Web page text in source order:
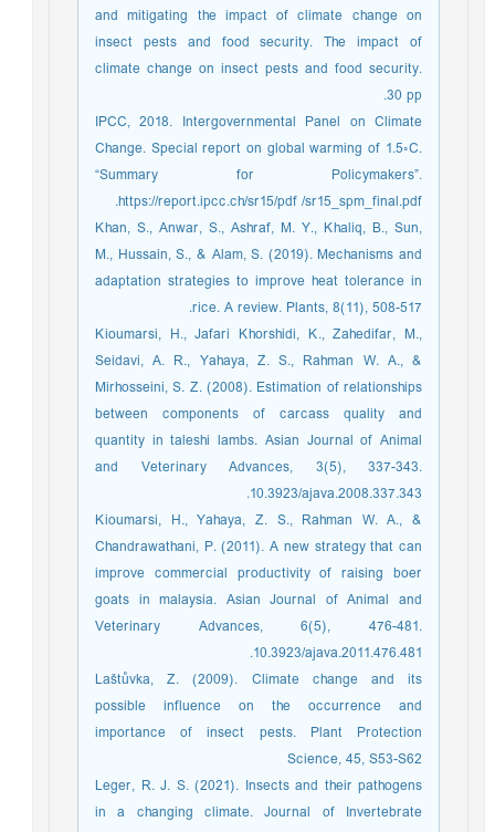
and mitigating the impact of climate change on
insect pests and food security. The impact of
climate change on insect pests and food security.
30 pp.
IPCC, 2018. Intergovernmental Panel on Climate
Change. Special report on global warming of 1.5◦C.
“Summary for Policymakers”.
https://report.ipcc.ch/sr15/pdf /sr15_spm_final.pdf.
Khan, S., Anwar, S., Ashraf, M. Y., Khaliq, B., Sun,
M., Hussain, S., & Alam, S. (2019). Mechanisms and
adaptation strategies to improve heat tolerance in
rice. A review. Plants, 8(11), 508-517.‏
Kioumarsi, H., Jafari Khorshidi, K., Zahedifar, M.,
Seidavi, A. R., Yahaya, Z. S., Rahman W. A., &
Mirhosseini, S. Z. (2008). Estimation of relationships
between components of carcass quality and
quantity in taleshi lambs. Asian Journal of Animal
and Veterinary Advances, 3(5), 337-343.
10.3923/ajava.2008.337.343.
Kioumarsi, H., Yahaya, Z. S., Rahman W. A., &
Chandrawathani, P. (2011). A new strategy that can
improve commercial productivity of raising boer
goats in malaysia. Asian Journal of Animal and
Veterinary Advances, 6(5), 476-481.
10.3923/ajava.2011.476.481.
Laštůvka, Z. (2009). Climate change and its
possible influence on the occurrence and
importance of insect pests. Plant Protection
Science, 45, S53-S62
Leger, R. J. S. (2021). Insects and their pathogens
in a changing climate. Journal of Invertebrate